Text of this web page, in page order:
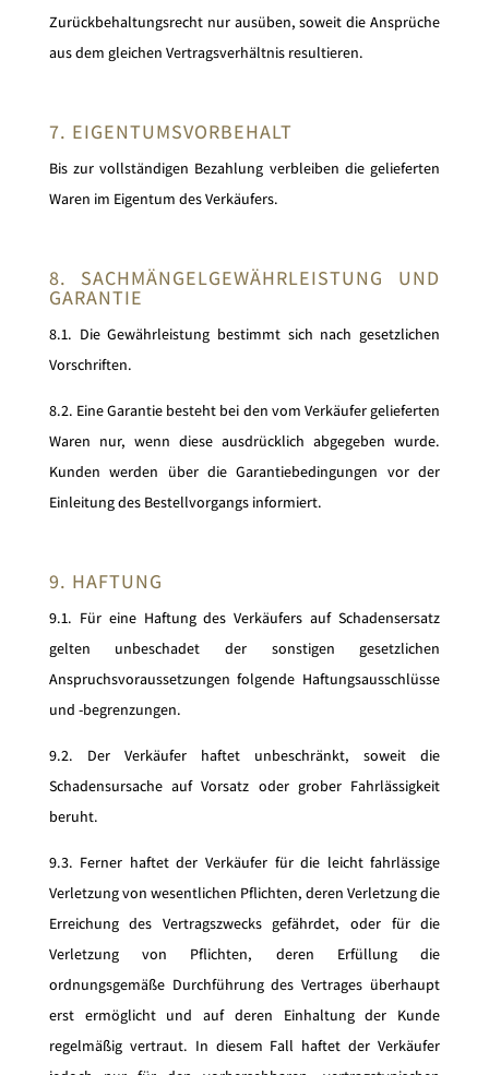
Zurückbehaltungsrecht nur ausüben, soweit die Ansprüche
aus dem gleichen Vertragsverhältnis resultieren.
7. EIGENTUMSVORBEHALT
Bis zur vollständigen Bezahlung verbleiben die gelieferten
Waren im Eigentum des Verkäufers.
8. SACHMÄNGELGEWÄHRLEISTUNG UND
GARANTIE
8.1. Die Gewährleistung bestimmt sich nach gesetzlichen
Vorschriften.
8.2. Eine Garantie besteht bei den vom Verkäufer gelieferten
Waren nur, wenn diese ausdrücklich abgegeben wurde.
Kunden werden über die Garantiebedingungen vor der
Einleitung des Bestellvorgangs informiert.
9. HAFTUNG
9.1. Für eine Haftung des Verkäufers auf Schadensersatz
gelten unbeschadet der sonstigen gesetzlichen
Anspruchsvoraussetzungen folgende Haftungsausschlüsse
und -begrenzungen.
9.2. Der Verkäufer haftet unbeschränkt, soweit die
Schadensursache auf Vorsatz oder grober Fahrlässigkeit
beruht.
9.3. Ferner haftet der Verkäufer für die leicht fahrlässige
Verletzung von wesentlichen Pflichten, deren Verletzung die
Erreichung des Vertragszwecks gefährdet, oder für die
Verletzung von Pflichten, deren Erfüllung die
ordnungsgemäße Durchführung des Vertrages überhaupt
erst ermöglicht und auf deren Einhaltung der Kunde
regelmäßig vertraut. In diesem Fall haftet der Verkäufer